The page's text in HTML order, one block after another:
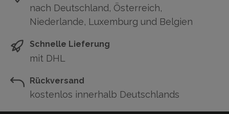
nach Deutschland, Österreich,
Niederlande, Luxemburg und Belgien
Schnelle Lieferung
mit DHL
Rückversand
kostenlos innerhalb Deutschlands